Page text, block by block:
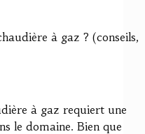
à gaz ? (conseils,
à gaz requiert une
le domaine. Bien que